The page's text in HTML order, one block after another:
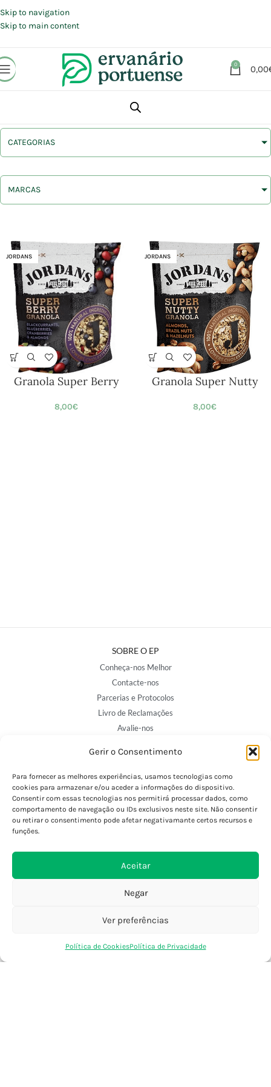
Gerir o Consentimento
Para fornecer as melhores experiências, usamos tecnologias como
cookies para armazenar e/ou aceder a informações do dispositivo.
Consentir com essas tecnologias nos permitirá processar dados, como
comportamento de navegação ou IDs exclusivos neste site. Não consentir
ou retirar o consentimento pode afetar negativamante certos recursos e
funções.
Aceitar
Negar
Ver preferências
Política de CookiesPolítica de Privacidade
Skip to navigation
Skip to main content
0 0,00
CATEGORIAS
MARCAS
JORDANS
Granola Super Berry
8,00€
JORDANS
Granola Super Nutty
8,00€
SOBRE O EP
Conheça-nos Melhor
Contacte-nos
Parcerias e Protocolos
Livro de Reclamações
Avalie-nos
Porto - Trindade
Porto - Boavista
Porto - Foz
Barcelos
SAIBA MAIS
Política de Privacidade
Termos e Condições